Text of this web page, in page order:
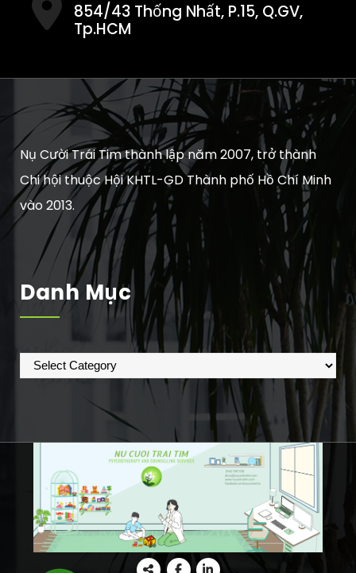
854/43 Thống Nhất, P.15, Q.GV,
Tp.HCM
Nụ Cười Trái Tim thành lập năm 2007, trở thành
Chi hội thuộc Hội KHTL-GD Thành phố Hồ Chí Minh
vào 2013.
Danh Mục
Danh
mục